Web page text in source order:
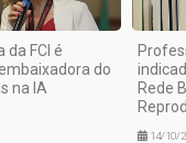
da FCI é
do
na IA
Rede
14/10/